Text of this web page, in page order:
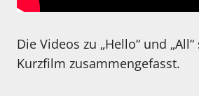
Die Videos zu „Hello“ und
Kurzfilm zusammengefasst.